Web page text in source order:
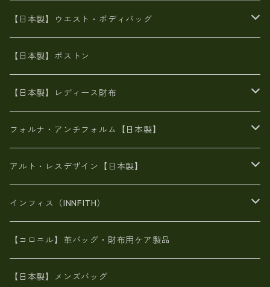
豊岡製
Ａ3サイズ
オイルレザー
エナメル
がま口
リネン
メタリック
スエード
6号蝋引き帆布
火山灰染めバッグ
8号帆布
財布ポシェット
牛革
メタリック
オイルレザー
６号蝋引き帆布
豊岡製品
エナメルクロコ
がま口
斜め掛け
帆布
豊岡
豊岡製
牛革
日本製
【日本製】ウエスト・ボディバッグ
帆布
【日本製】ボストン
【日本製】レディース財布
二つ折り財布
がま口財布
スペインレザー
長財布
スペインレザー
佐賀牛革
L字ファスナー財布
スペインレザー
革友禅染め
ポーチ
ヌメ革
財布ショルダー
フォルナ・アンチフォルム【日本製】
BAG
財布・小物
アルト・レスデザイン【日本製】
BAG
財布・小物
インフィス（INNFITH）
BAG
財布・小物
【コロニル】革バッグ・財布用ケア製品
【日本製】メンズバッグ